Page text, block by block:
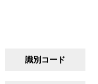
識別コード